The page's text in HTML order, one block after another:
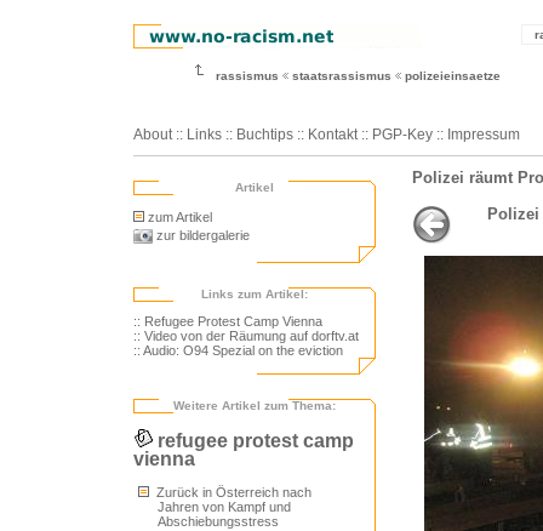
rassismus staatsrassismus polizeieinsaetze
About :: Links :: Buchtips :: Kontakt :: PGP-Key :: Impressum
Artikel
zum Artikel
zur bildergalerie
Links zum Artikel:
:: Refugee Protest Camp Vienna
:: Video von der Räumung auf dorftv.at
:: Audio: O94 Spezial on the eviction
Weitere Artikel zum Thema:
refugee protest camp
vienna
Zurück in Österreich nach
Jahren von Kampf und
Abschiebungsstress
Polizei räumt